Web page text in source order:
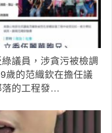
議員，涉貪污被檢調
歲的范織欽在擔任議
落的工程發…